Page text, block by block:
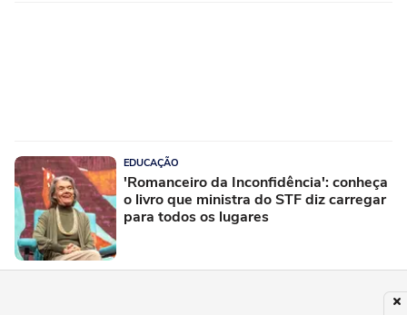
EDUCAÇÃO
'Romanceiro da Inconfidência': conheça
o livro que ministra do STF diz carregar
para todos os lugares